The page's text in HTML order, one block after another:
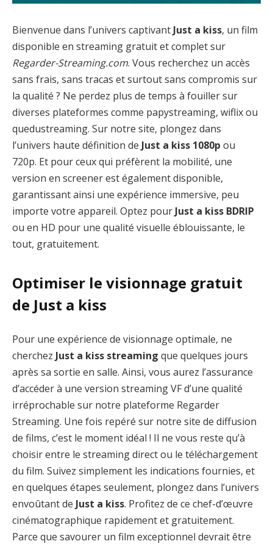
Bienvenue dans l’univers captivant Just a kiss, un film
disponible en streaming gratuit et complet sur
Regarder-Streaming.com. Vous recherchez un accès
sans frais, sans tracas et surtout sans compromis sur
la qualité ? Ne perdez plus de temps à fouiller sur
diverses plateformes comme papystreaming, wiflix ou
quedustreaming. Sur notre site, plongez dans
l’univers haute définition de Just a kiss 1080p ou
720p. Et pour ceux qui préfèrent la mobilité, une
version en screener est également disponible,
garantissant ainsi une expérience immersive, peu
importe votre appareil. Optez pour Just a kiss BDRIP
ou en HD pour une qualité visuelle éblouissante, le
tout, gratuitement.
Optimiser le visionnage gratuit
de Just a kiss
Pour une expérience de visionnage optimale, ne
cherchez Just a kiss streaming que quelques jours
après sa sortie en salle. Ainsi, vous aurez l’assurance
d’accéder à une version streaming VF d’une qualité
irréprochable sur notre plateforme Regarder
Streaming. Une fois repéré sur notre site de diffusion
de films, c’est le moment idéal ! Il ne vous reste qu’à
choisir entre le streaming direct ou le téléchargement
du film. Suivez simplement les indications fournies, et
en quelques étapes seulement, plongez dans l’univers
envoûtant de Just a kiss. Profitez de ce chef-d’œuvre
cinématographique rapidement et gratuitement.
Parce que savourer un film exceptionnel devrait être